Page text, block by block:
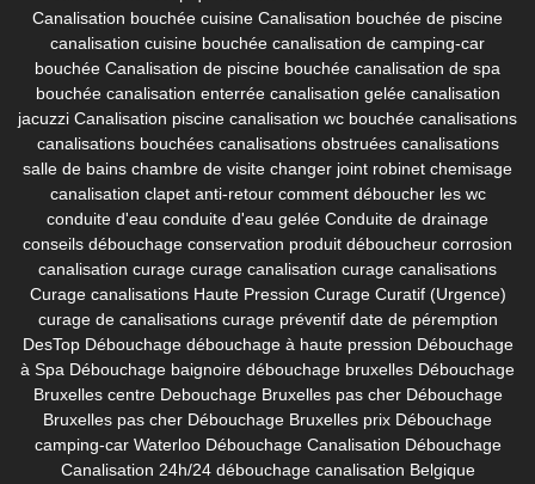
Canalisation bouchée cuisine Canalisation bouchée de piscine
canalisation cuisine bouchée canalisation de camping-car
bouchée Canalisation de piscine bouchée canalisation de spa
bouchée canalisation enterrée canalisation gelée canalisation
jacuzzi Canalisation piscine canalisation wc bouchée canalisations
canalisations bouchées canalisations obstruées canalisations
salle de bains chambre de visite changer joint robinet chemisage
canalisation clapet anti-retour comment déboucher les wc
conduite d'eau conduite d'eau gelée Conduite de drainage
conseils débouchage conservation produit déboucheur corrosion
canalisation curage curage canalisation curage canalisations
Curage canalisations Haute Pression Curage Curatif (Urgence)
curage de canalisations curage préventif date de péremption
DesTop Débouchage débouchage à haute pression Débouchage
à Spa Débouchage baignoire débouchage bruxelles Débouchage
Bruxelles centre Debouchage Bruxelles pas cher Débouchage
Bruxelles pas cher Débouchage Bruxelles prix Débouchage
camping-car Waterloo Débouchage Canalisation Débouchage
Canalisation 24h/24 débouchage canalisation Belgique